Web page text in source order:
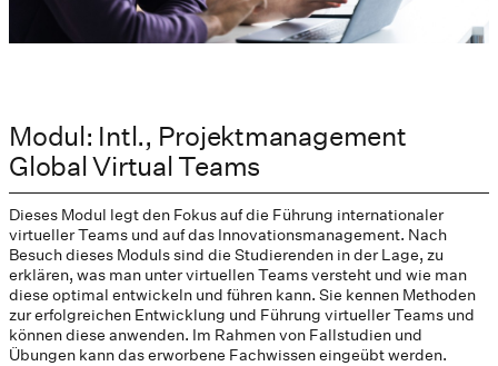
Modul: Intl., Projektmanagement
Global Virtual Teams
Dieses Modul legt den Fokus auf die Führung internationaler
virtueller Teams und auf das Innovationsmanagement. Nach
Besuch dieses Moduls sind die Studierenden in der Lage, zu
erklären, was man unter virtuellen Teams versteht und wie man
diese optimal entwickeln und führen kann. Sie kennen Methoden
zur erfolgreichen Entwicklung und Führung virtueller Teams und
können diese anwenden. Im Rahmen von Fallstudien und
Übungen kann das erworbene Fachwissen eingeübt werden.